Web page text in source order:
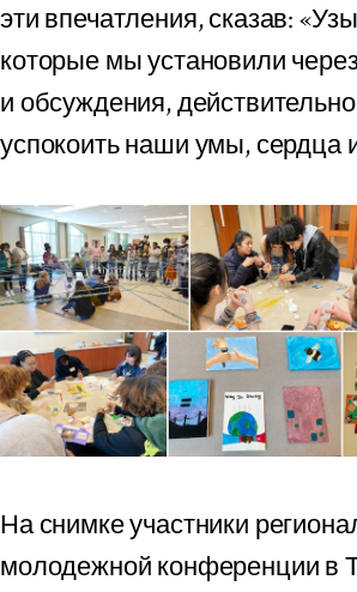
эти впечатления, сказав:
которые мы установили
и обсуждения,
успокоить наши умы, сердца
На снимке участники
молодежной конференции в